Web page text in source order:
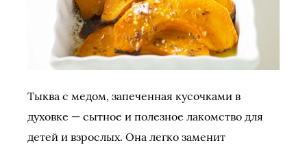
Тыква с медом, запеченная кусочками в
духовке — сытное и полезное лакомство для
детей и взрослых. Она легко заменит